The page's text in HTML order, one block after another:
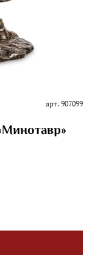
арт. 907099